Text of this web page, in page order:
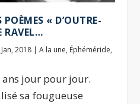
« D’OUTRE-
RAVEL…
2018 |A la une, Éphéméride,
jour pour jour.
sa fougueuse